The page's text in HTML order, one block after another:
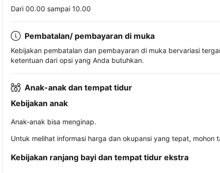
Dari 00.00 sampai 10.00
Pembatalan/ pembayaran di muka
Kebijakan pembatalan dan pembayaran di muka bervariasi
ketentuan dari opsi yang Anda butuhkan.
Anak-anak dan tempat tidur
Kebijakan anak
Anak-anak bisa menginap.
Untuk melihat informasi harga dan okupansi yang tepat,
Kebijakan ranjang bayi dan tempat tidur ekstra